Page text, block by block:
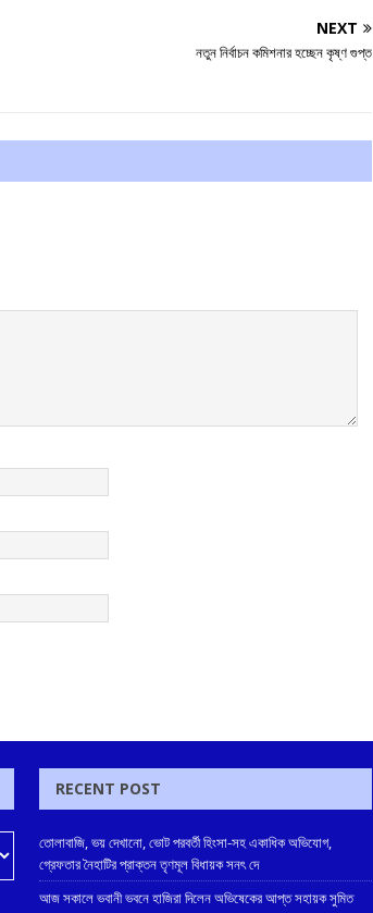
NEXT
নতুন নির্বাচন কমিশনার হচ্ছেন কৃষ্ণ গুপ্ত
RECENT POST
তোলাবাজি, ভয় দেখানো, ভোট পরবর্তী হিংসা-সহ একাধিক অভিযোগ,
গ্রেফতার নৈহাটির প্রাক্তন তৃণমূল বিধায়ক সনৎ দে
আজ সকালে ভবানী ভবনে হাজিরা দিলেন অভিষেকের আপ্ত সহায়ক সুমিত